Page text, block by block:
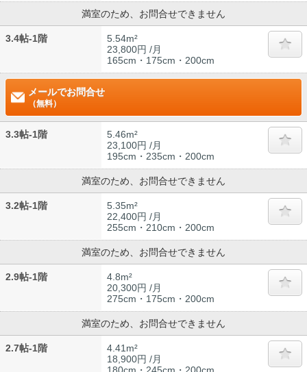
満室のため、お問合せできません
3.4帖-1階
5.54m²
23,800円 /月
165cm・175cm・200cm
メールでお問合せ
（無料）
3.3帖-1階
5.46m²
23,100円 /月
195cm・235cm・200cm
満室のため、お問合せできません
3.2帖-1階
5.35m²
22,400円 /月
255cm・210cm・200cm
満室のため、お問合せできません
2.9帖-1階
4.8m²
20,300円 /月
275cm・175cm・200cm
満室のため、お問合せできません
2.7帖-1階
4.41m²
18,900円 /月